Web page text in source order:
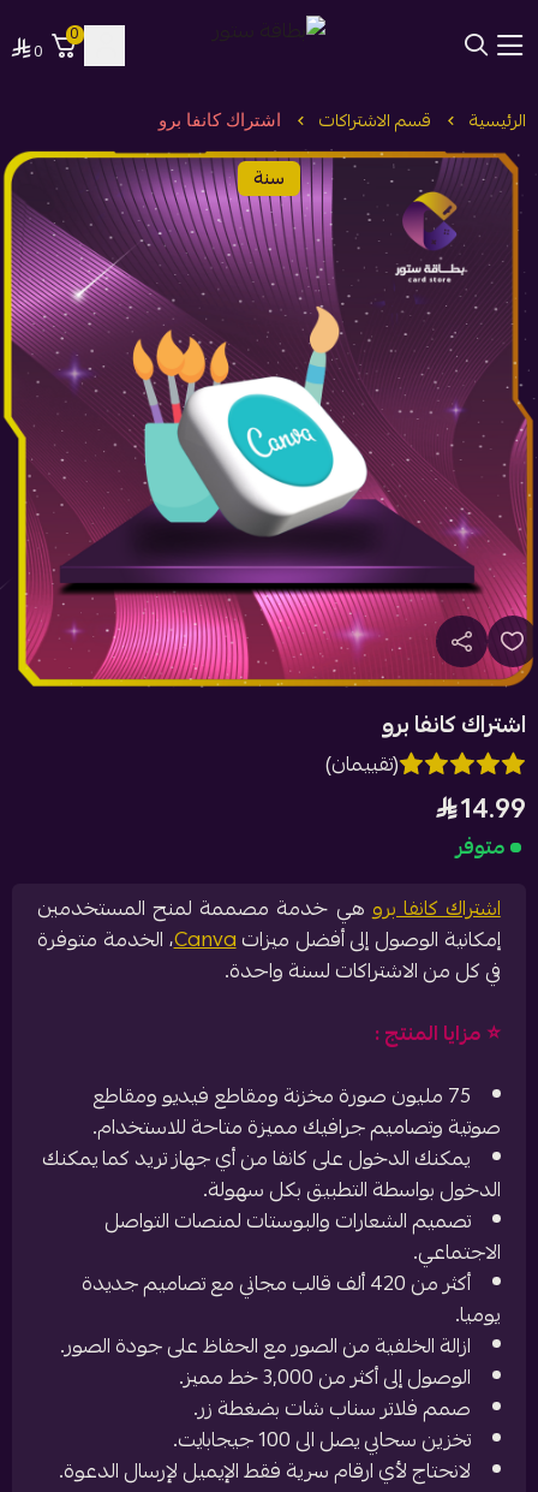
0
0
الرئيسية قسم الاشتراكات اشتراك كانفا برو
سنة
اشتراك كانفا برو
(تقييمان)
14.99
متوفر
اشتراك كانفا بروهي خدمة مصممة لمنح المستخدمين
إمكانية الوصول إلى أفضل ميزاتCanva، الخدمة متوفرة
في كل من الاشتراكات لسنة واحدة.
⭐️ مزايا المنتج :
75 مليون صورة مخزنة ومقاطع فيديو ومقاطع
صوتية وتصاميم جرافيك مميزة متاحة للاستخدام.
يمكنك الدخول على كانفا من أي جهاز تريد كما يمكنك
الدخول بواسطة التطبيق بكل سهولة.
تصميم الشعارات والبوستات لمنصات التواصل
الاجتماعي.
أكثر من 420 ألف قالب مجاني مع تصاميم جديدة
يوميا.
ازالة الخلفية من الصور مع الحفاظ على جودة الصور.
الوصول إلى أكثر من 3,000 خط مميز.
صمم فلاتر سناب شات بضغطة زر.
تخزين سحابي يصل الى 100 جيجابايت.
لانحتاج لأي ارقام سرية فقط الإيميل لإرسال الدعوة.